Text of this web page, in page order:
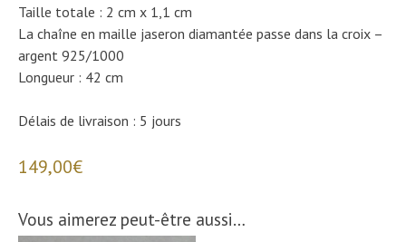
Taille totale : 2 cm x 1,1 cm
La chaîne en maille jaseron diamantée passe dans la croix –
argent 925/1000
Longueur : 42 cm
Délais de livraison : 5 jours
149,00€
Vous aimerez peut-être aussi…